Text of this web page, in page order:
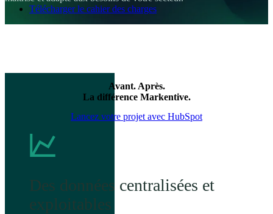
Télécharger le cahier des charges
Avant. Après.
La différence Markentive.
Lancez votre projet avec HubSpot
Des données centralisées et
exploitables